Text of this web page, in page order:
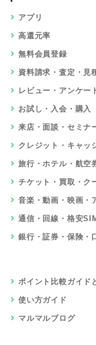
アプリ
高還元率
無料会員登録
資料請求・査定・見
レビュー・アンケー
お試し・入会・購入
来店・面談・セミナ
クレジット・キャッ
旅行・ホテル・航空
チケット・買取・ク
音楽・動画・映画・
通信・回線・格安
銀行・証券・保険・
ポイント比較ガイド
使い方ガイド
マルマルブログ